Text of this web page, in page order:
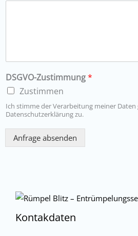
DSGVO-Zustimmung*
Zustimmen
Ich stimme der Verarbeitung meiner Daten
Datenschutzerklärung zu.
Anfrage absenden
Kontakdaten